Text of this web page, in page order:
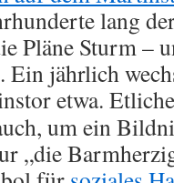
lang
Pläne Sturm –
Ein jährlich
etwa.
um ein
„die